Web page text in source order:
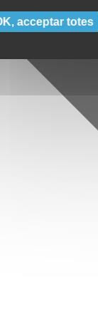
acceptar totes